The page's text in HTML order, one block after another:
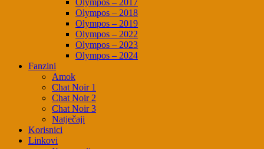
Olympos – 2017
Olympos – 2018
Olympos – 2019
Olympos – 2022
Olympos – 2023
Olympos – 2024
Fanzini
Amok
Chat Noir 1
Chat Noir 2
Chat Noir 3
Natječaji
Korisnici
Linkovi